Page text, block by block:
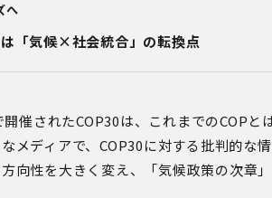
へ
は「気候×社会統合」の転換点
催されたCOP30は、これまでのCOPと
メディアで、 COP30に対する批判的な
向性を大きく変え、「気候政策の次章